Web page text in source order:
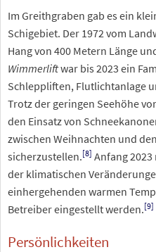
Im Greithgraben gab es ein
Schigebiet. Der 1972 vom
Hang von 400 Metern Länge
Wimmerliftwar bis 2023 ein
Schleppliften, Flutlichtanlage
Trotz der geringen Seehöhe
den Einsatz von
zwischen Weihnachten und
sicherzustellen.[8] Anfang
der klimatischen
einhergehenden warmen
Betreiber eingestellt werden.[9]
Persönlichkeiten